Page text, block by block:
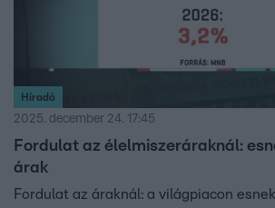
Híradó
2025. december 24. 17:45
Fordulat az élelmiszeráraknál:
árak
Fordulat az áraknál: a világpiacon